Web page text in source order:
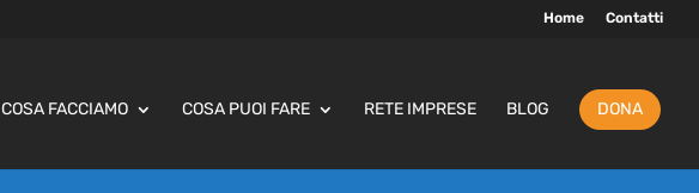
Home Contatti
COSA FACCIAMO COSA PUOI FARE RETE IMPRESE BLOG DONA